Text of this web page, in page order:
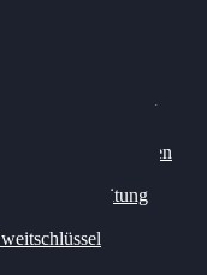
Getriebeoptimierung
Bremsscheiben planen
Felgenaufbereitung